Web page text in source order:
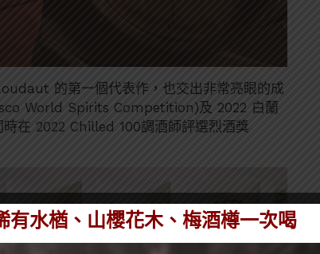
的第一個代表作，也交出非常亮眼的成
World Spirits Competition)及 2022 白蘭
在 2022 Chilled 100調酒師評選烈酒獎
有水楢、山櫻花木、梅酒樽一次喝